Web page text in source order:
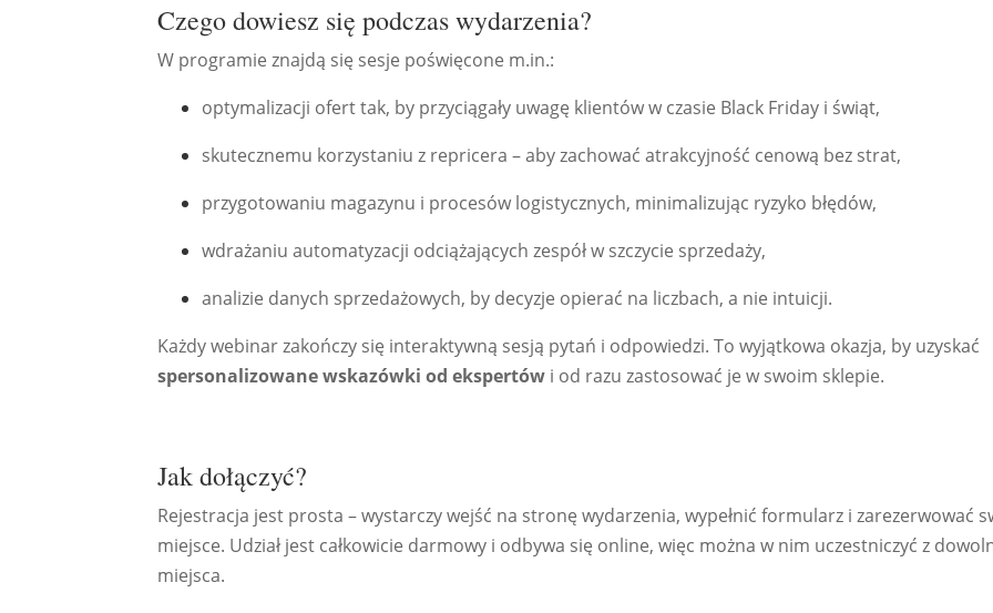
Czego dowiesz się podczas wydarzenia?
W programie znajdą się sesje poświęcone m.in.:
optymalizacji ofert tak, by przyciągały uwagę klientów w czasie Black Friday i świąt,
skutecznemu korzystaniu z repricera – aby zachować atrakcyjność cenową bez strat,
przygotowaniu magazynu i procesów logistycznych, minimalizując ryzyko błędów,
wdrażaniu automatyzacji odciążających zespół w szczycie sprzedaży,
analizie danych sprzedażowych, by decyzje opierać na liczbach, a nie intuicji.
Każdy webinar zakończy się interaktywną sesją pytań i odpowiedzi. To wyjątkowa okazja, by uzyskać
spersonalizowane wskazówki od ekspertów i od razu zastosować je w swoim sklepie.
Jak dołączyć?
Rejestracja jest prosta – wystarczy wejść na stronę wydarzenia, wypełnić formularz i zarezerwować
miejsce. Udział jest całkowicie darmowy i odbywa się online, więc można w nim uczestniczyć z
miejsca.